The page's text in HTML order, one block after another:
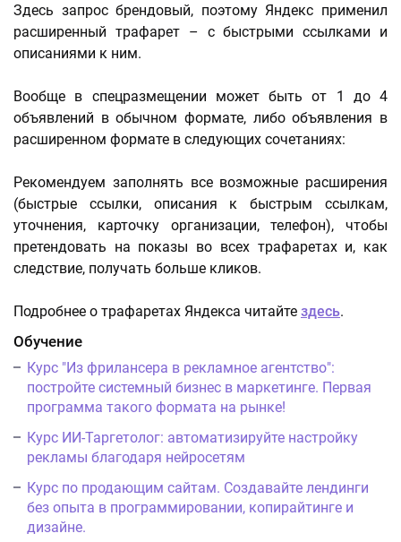
Здесь запрос брендовый, поэтому Яндекс применил
расширенный трафарет – с быстрыми ссылками и
описаниями к ним.
Вообще в спецразмещении может быть от 1 до 4
объявлений в обычном формате, либо объявления в
расширенном формате в следующих сочетаниях:
Рекомендуем заполнять все возможные расширения
(быстрые ссылки, описания к быстрым ссылкам,
уточнения, карточку организации, телефон), чтобы
претендовать на показы во всех трафаретах и, как
следствие, получать больше кликов.
Подробнее о трафаретах Яндекса читайте здесь.
Обучение
Курс "Из фрилансера в рекламное агентство":
постройте системный бизнес в маркетинге. Первая
программа такого формата на рынке!
Курс ИИ-Таргетолог: автоматизируйте настройку
рекламы благодаря нейросетям
Курс по продающим сайтам. Создавайте лендинги
без опыта в программировании, копирайтинге и
дизайне.